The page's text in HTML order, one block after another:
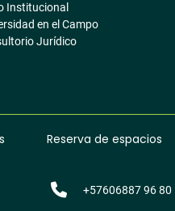
Institucional
en el Campo
Jurídico
Reserva de espacios
+57606887 96 80